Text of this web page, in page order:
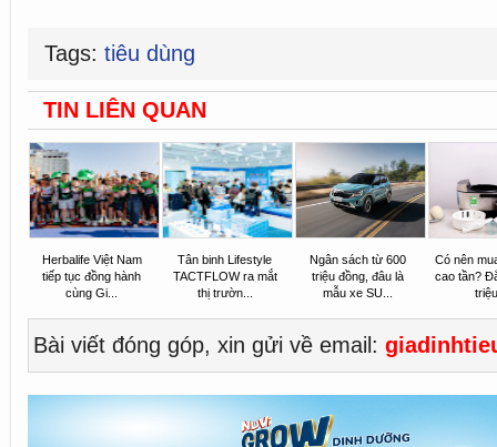
Tags: tiêu dùng
TIN LIÊN QUAN
Herbalife Việt Nam
tiếp tục đồng hành
cùng Gi...
Tân binh Lifestyle
TACTFLOW ra mắt
thị trườn...
Ngân sách từ 600
triệu đồng, đâu là
mẫu xe SU...
Có nên
cao tần?
Bài viết đóng góp, xin gửi về email: